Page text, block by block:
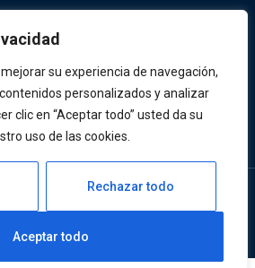
su experiencia de navegación,
personalizados y analizar
clic en “Aceptar todo” usted da su
uso de las cookies.
Rechazar todo
Aceptar todo
m
y
de
| Todos los derechos
reservados